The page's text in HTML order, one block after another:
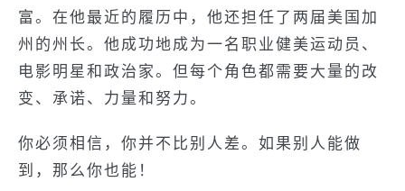
富。在他最近的履历中，他还担任了两届美国加
州的州长。他成功地成为一名职业健美运动员、
电影明星和政治家。但每个角色都需要大量的改
变、承诺、力量和努力。
你必须相信，你并不比别人差。如果别人能做
到，那么你也能！